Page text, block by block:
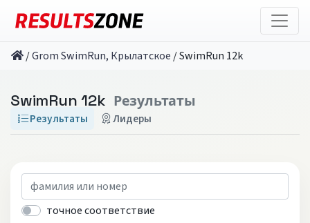
/Grom SwimRun, Крылатское /SwimRun 12k
SwimRun 12k Результаты
Результаты Лидеры
точное соответствие